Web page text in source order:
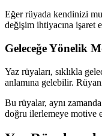
Eğer rüyada kendinizi
değişim ihtiyacına işaret
Geleceğe Yönelik
Yaz rüyaları, sıklıkla
anlamına gelebilir.
Bu rüyalar, aynı
doğru ilerlemeye motive